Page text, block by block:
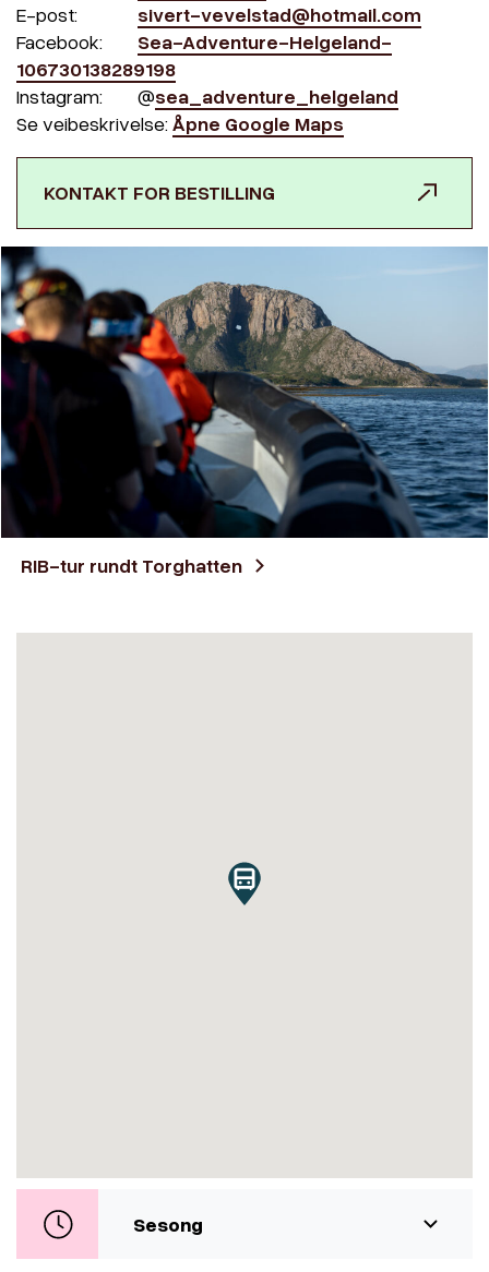
E-post:
sivert-vevelstad@hotmail.com
Facebook:
Sea-Adventure-Helgeland-
106730138289198
Instagram:
@sea_adventure_helgeland
Se veibeskrivelse: Åpne Google Maps
KONTAKT FOR BESTILLING
RIB-tur rundt Torghatten
Sesong